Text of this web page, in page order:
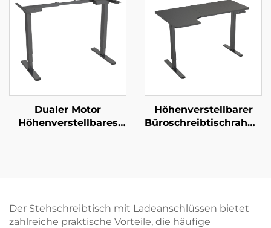
V-MOUNTS JSD2-01
Beine – V-MOUNTS
JSD2-02
Dualer Motor
Höhenverstellbares
Höhenverstellbarer
Büroschreibtischrahmen
Der Stehschreibtisch mit Ladeanschlüssen bietet
zahlreiche praktische Vorteile, die häufige